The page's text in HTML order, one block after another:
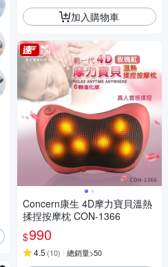
加入購物車
Concern康生 4D摩力寶貝溫熱
揉捏按摩枕 CON-1366
$990
4.5 (10) 總銷量>50